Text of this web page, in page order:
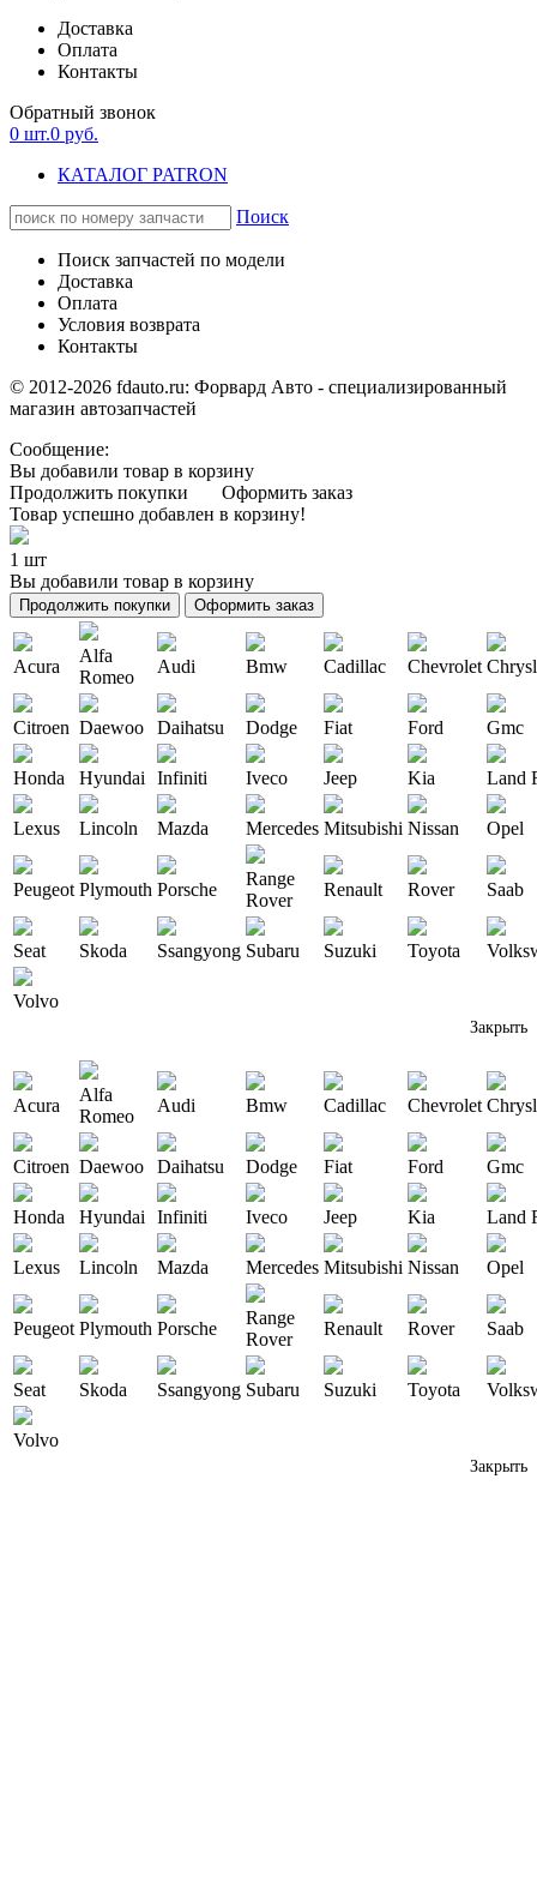
Доставка
Оплата
Контакты
Обратный звонок
0 шт.0 руб.
КАТАЛОГ PATRON
Поиск
Поиск запчастей по модели
Доставка
Оплата
Условия возврата
Контакты
© 2012-2026 fdauto.ru: Форвард Авто - специализированный
магазин автозапчастей
Сообщение:
Вы добавили товар в корзину
Продолжить покупки
Оформить заказ
Товар успешно добавлен в корзину!
1 шт
Вы добавили товар в корзину
Продолжить покупки Оформить заказ
Acura
Alfa
Romeo
Audi Bmw Cadillac Chevrolet
Citroen Daewoo Daihatsu Dodge Fiat Ford Gmc
Honda Hyundai Infiniti Iveco Jeep Kia Land
Lexus Lincoln Mazda Mercedes Mitsubishi Nissan Opel
Peugeot Plymouth Porsche
Range
Rover
Renault Rover Saab
Seat Skoda Ssangyong Subaru Suzuki Toyota
Volvo
Закрыть
Acura
Alfa
Romeo
Audi Bmw Cadillac Chevrolet
Citroen Daewoo Daihatsu Dodge Fiat Ford Gmc
Honda Hyundai Infiniti Iveco Jeep Kia Land
Lexus Lincoln Mazda Mercedes Mitsubishi Nissan Opel
Peugeot Plymouth Porsche
Range
Rover
Renault Rover Saab
Seat Skoda Ssangyong Subaru Suzuki Toyota
Volvo
Закрыть